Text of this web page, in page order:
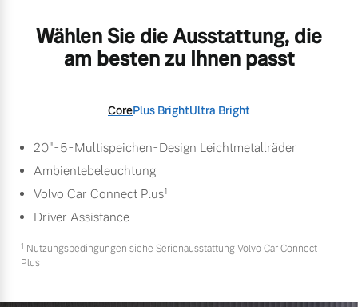
Wählen Sie die Ausstattung, die
am besten zu Ihnen passt
CorePlus BrightUltra Bright
20"-5-Multispeichen-Design Leichtmetallräder
Ambientebeleuchtung
Volvo Car Connect Plus1
Driver Assistance
1 Nutzungsbedingungen siehe Serienausstattung Volvo Car Connect
Plus